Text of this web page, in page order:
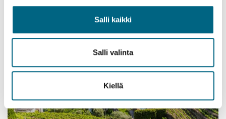
Salli kaikki
Salli valinta
Kiellä